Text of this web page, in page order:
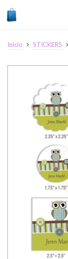
Inicio STICKERS